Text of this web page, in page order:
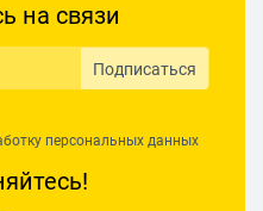
на связи
Подписаться
персональных данных